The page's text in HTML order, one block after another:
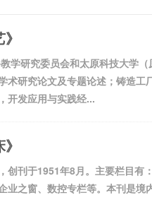
学研究委员会和太原科技大学
研究论文及专题论述；铸造工
开发应用与实践经...
刊于1951年8月。主要栏目有
之窗、数控专栏等。本刊是境